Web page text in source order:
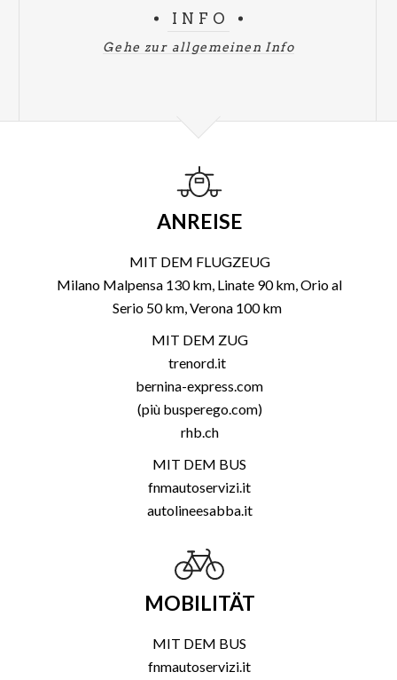
INFO
Gehe zur allgemeinen Info
ANREISE
MIT DEM FLUGZEUG
Milano Malpensa 130 km, Linate 90 km, Orio al
Serio 50 km, Verona 100 km
MIT DEM ZUG
trenord.it
bernina-express.com
(più busperego.com)
rhb.ch
MIT DEM BUS
fnmautoservizi.it
autolineesabba.it
MOBILITÄT
MIT DEM BUS
fnmautoservizi.it